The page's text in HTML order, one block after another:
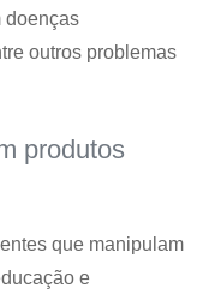
doenças
outros problemas
produtos
que manipulam
e